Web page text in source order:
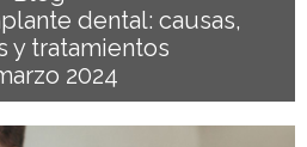
dental: causas,
y tratamientos
2024